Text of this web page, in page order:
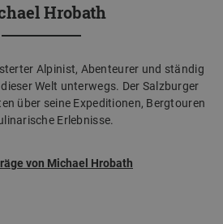
Hrobath
Alpinist, Abenteurer und ständig
Welt unterwegs. Der Salzburger
über seine Expeditionen, Bergtouren
Erlebnisse.
von Michael Hrobath